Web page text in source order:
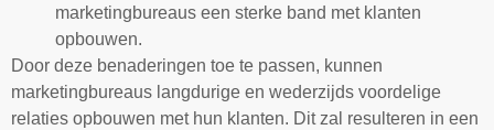
marketingbureaus een sterke band met klanten
opbouwen.
Door deze benaderingen toe te passen, kunnen
marketingbureaus langdurige en wederzijds voordelige
relaties opbouwen met hun klanten. Dit zal resulteren in een